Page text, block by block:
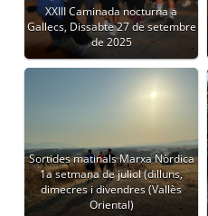
XXIII Caminada nocturna a
Gallecs, Dissabte 27 de setembre
de 2025
Sortides matinals Marxa Nòrdica
1a setmana de juliol (dilluns,
dimecres i divendres (Vallès
Oriental)